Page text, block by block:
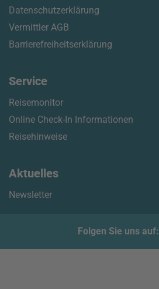
Datenschutzerklärung
Vermittler AGB
Barrierefreiheitserklärung
Service
Reisemonitor
Online Check-In Informationen
Reisehinweise
Aktuelles
Newsletter
Folgen Sie uns auf: